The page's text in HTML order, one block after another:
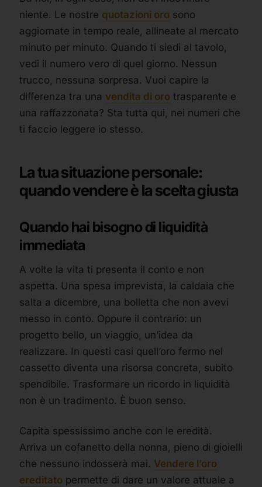
niente. Le nostre quotazioni oro sono
aggiornate in tempo reale, allineate al mercato
minuto per minuto. Quando ti siedi al tavolo,
vedi il numero vero di quel giorno. Nessun
trucco, nessuna sorpresa. Vuoi capire la
differenza tra una vendita di oro trasparente e
una raffazzonata? Sta tutta qui, nei numeri che
ti faccio leggere io stesso.
La tua situazione personale:
quando vendere è la scelta giusta
Quando hai bisogno di liquidità
immediata
A volte la vita ti presenta il conto e non
aspetta. Una spesa imprevista, la caldaia che
salta a dicembre, una bolletta che non avevi
messo in conto. Oppure il contrario: un
progetto bello, un viaggio, un’idea da
realizzare. In questi casi quell’oro fermo nel
cassetto diventa una risorsa concreta, subito
spendibile. Trasformare un ricordo in liquidità
non è un tradimento. È buon senso.
Capita spessissimo anche con le eredità.
Arriva un cofanetto della nonna, pieno di gioielli
che nessuno indosserà mai. Vendere l’oro
ereditato permette di dare un valore attuale a